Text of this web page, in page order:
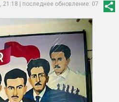
21:18 | последнее обновление: 07